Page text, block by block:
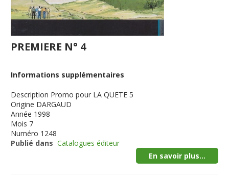
PREMIERE N° 4
Informations supplémentaires
Description Promo pour LA QUETE 5
Origine DARGAUD
Année 1998
Mois 7
Numéro 1248
Publié dans Catalogues éditeur
En savoir plus...